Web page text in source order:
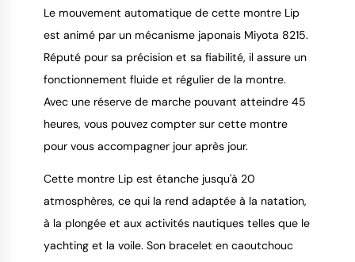
Le mouvement automatique de cette montre Lip
est animé par un mécanisme japonais Miyota 8215.
Réputé pour sa précision et sa fiabilité, il assure un
fonctionnement fluide et régulier de la montre.
Avec une réserve de marche pouvant atteindre 45
heures, vous pouvez compter sur cette montre
pour vous accompagner jour après jour.
Cette montre Lip est étanche jusqu'à 20
atmosphères, ce qui la rend adaptée à la natation,
à la plongée et aux activités nautiques telles que le
yachting et la voile. Son bracelet en caoutchouc